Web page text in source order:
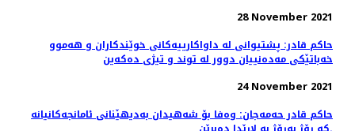
28 November 2021
حاكم قادر: پشتیوانی لە داواكارییەكانی خوێندكاران و ھەموو
خەباتێكی مەدەنییان دوور لە توند و تیژی دەكەین
24 November 2021
حاکم قادر حەمەجان: وەفا بۆ شەهیدان بەدیهێنانی ئامانجەکانیانە